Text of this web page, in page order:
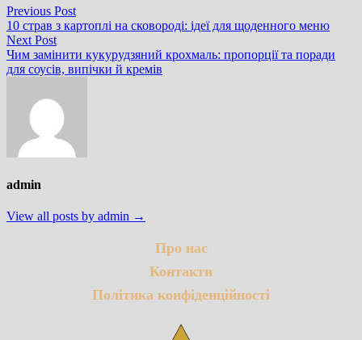
Навігація
записів
Previous PostPrevious
post:
10 страв з картоплі на сковороді: ідеї для щоденного меню
Next PostNext
post:
Чим замінити кукурудзяний крохмаль: пропорції та поради
для соусів, випічки й кремів
admin
View all posts by admin →
Про нас
Контакти
Політика конфіденційності